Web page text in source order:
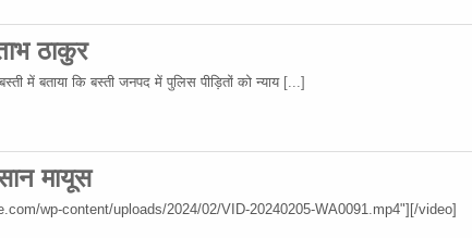
ठाकुर
में बताया कि बस्ती जनपद में पुलिस पीड़ितों को न्याय [...]
मायूस
wp-content/uploads/2024/02/VID-20240205-WA0091.mp4"][/video]